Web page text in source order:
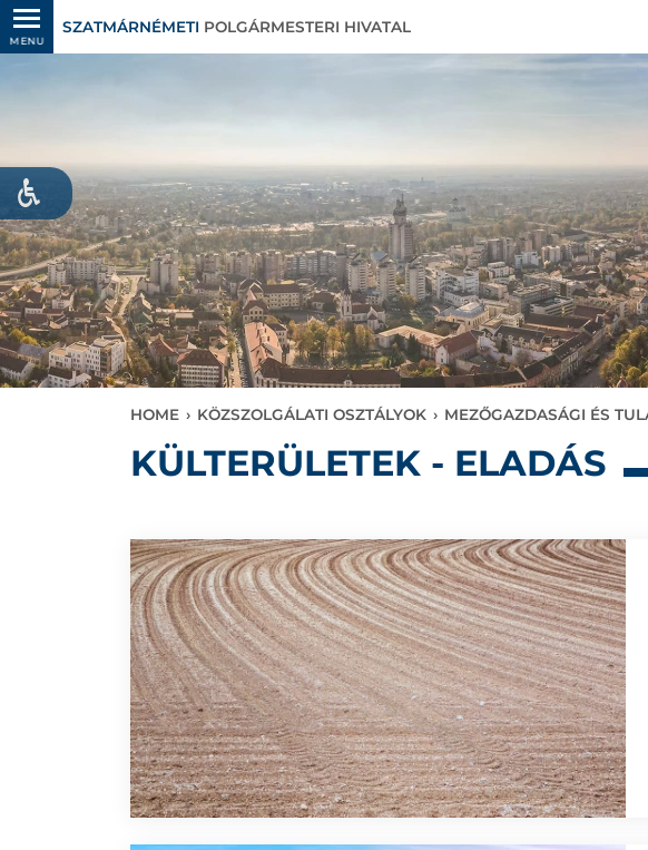
MENU
SZATMÁRNÉMETI POLGÁRMESTERI HIVATAL
HOME › KÖZSZOLGÁLATI OSZTÁLYOK › MEZŐGAZDASÁGI ÉS
KÜLTERÜLETEK - ELADÁS